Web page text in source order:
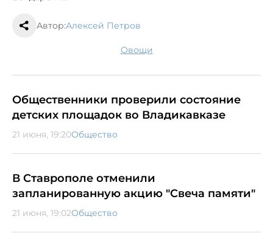
Автор:Алексей Петров
овощи
Общественники проверили состояние
детских площадок во Владикавказе
21 июня, 19:20Общество
В Ставрополе отменили
запланированную акцию "Свеча памяти"
21 июня, 19:02Общество